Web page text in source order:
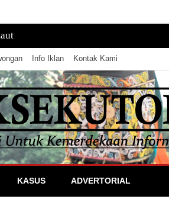
Info Iklan Kontak Kami
KASUS ADVERTORIAL